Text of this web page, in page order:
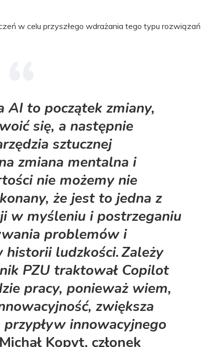
w celu przyszłego wdrażania tego typu rozwiązań
AI to początek zmiany,
się, a następnie
sztucznej
zmiana mentalna i
nie możemy nie
że jest to jedna z
w myśleniu i postrzeganiu
problemów i
historii ludzkości. Zależy
PZU traktował Copilot
pracy, ponieważ wiem,
zwiększa
innowacyjnego
Kopyt, członek